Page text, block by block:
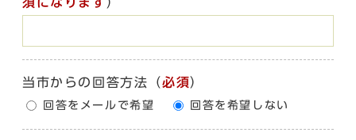
当市からの回答方法 （必須）
回答をメールで希望 回答を希望しない